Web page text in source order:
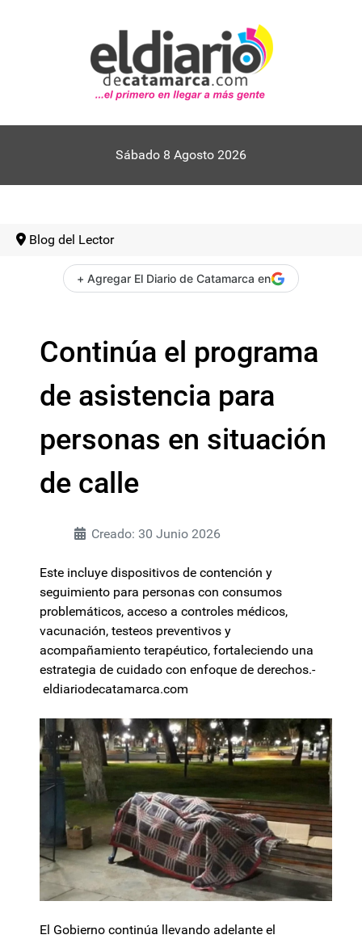
Sábado 8 Agosto 2026
Blog del Lector
+ Agregar El Diario de Catamarca en
Continúa el programa
de asistencia para
personas en situación
de calle
Creado: 30 Junio 2026
Este incluye dispositivos de contención y
seguimiento para personas con consumos
problemáticos, acceso a controles médicos,
vacunación, testeos preventivos y
acompañamiento terapéutico, fortaleciendo una
estrategia de cuidado con enfoque de derechos.-
eldiariodecatamarca.com
El Gobierno continúa llevando adelante el